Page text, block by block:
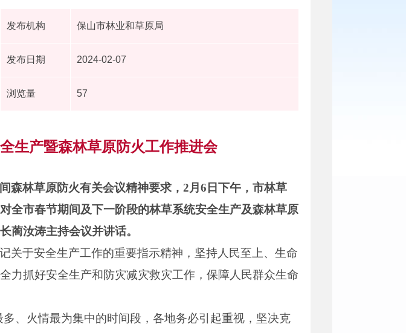
发布机构 保山市林业和草原局
发布日期 2024-02-07
浏览量 57
生产暨森林草原防火工作推进会
森林草原防火有关会议精神要求，2月6日下午，市林草
全市春节期间及下一阶段的林草系统安全生产及森林草原
蔺汝涛主持会议并讲话。
关于安全生产工作的重要指示精神，坚持人民至上、生命
力抓好安全生产和防灾减灾救灾工作，保障人民群众生命
、火情最为集中的时间段，各地务必引起重视，坚决克